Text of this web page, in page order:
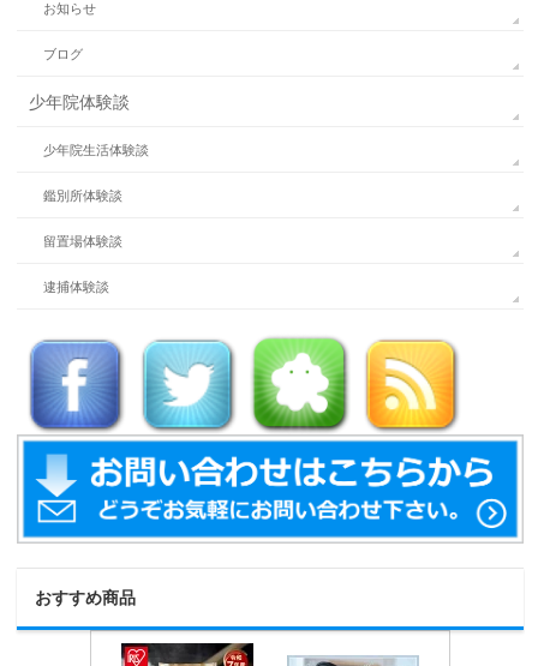
お知らせ
ブログ
少年院体験談
少年院生活体験談
鑑別所体験談
留置場体験談
逮捕体験談
おすすめ商品